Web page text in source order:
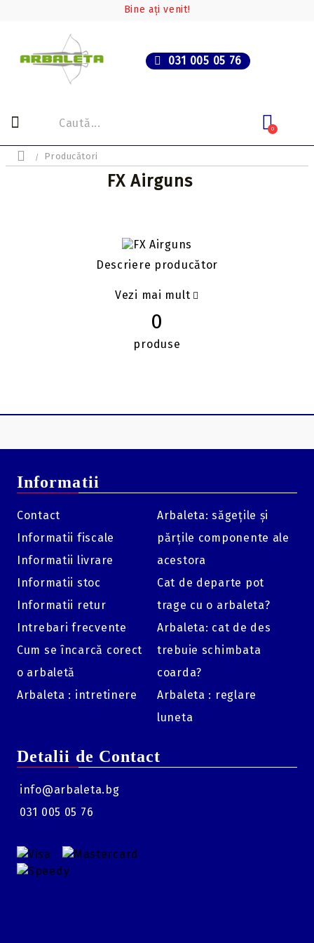
Bine ați venit!
031 005 05 76
0
Producători
FX Airguns
Descriere producător
Vezi mai mult
0
produse
Informatii
Contact
Informatii fiscale
Informatii livrare
Informatii stoc
Informatii retur
Intrebari frecvente
Cum se încarcă corect
o arbaletă
Arbaleta : intretinere
Arbaleta: săgețile și
părțile componente ale
acestora
Cat de departe pot
trage cu o arbaleta?
Arbaleta: cat de des
trebuie schimbata
coarda?
Arbaleta : reglare
luneta
Detalii de Contact
info@arbaleta.bg
031 005 05 76